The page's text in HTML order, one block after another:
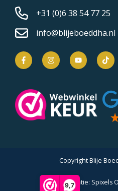
9,7
+31 (0)6 38 54 77 25
info@blijeboeddha.nl
Copyright Blije
Realisatie: Spixels